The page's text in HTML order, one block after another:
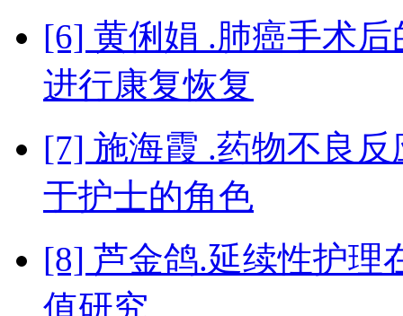
[6] 黄俐娟 .肺癌手术
进行康复恢复
[7] 施海霞 .药物不良
于护士的角色
[8] 芦金鸽.延续性护理
值研究